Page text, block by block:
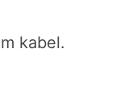
kabel.